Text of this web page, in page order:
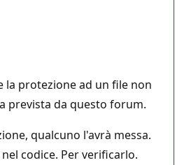
la protezione ad un file non
prevista da questo forum.
qualcuno l'avrà messa.
codice. Per verificarlo.